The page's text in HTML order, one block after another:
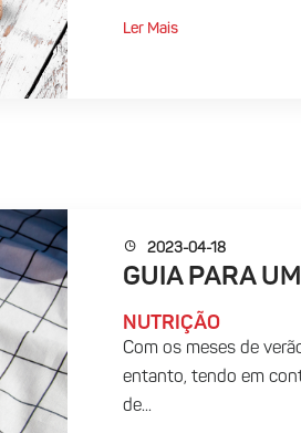
Ler Mais
2023-04-18
GUIA PARA
NUTRIÇÃO
Com os meses de
entanto, tendo em
de...